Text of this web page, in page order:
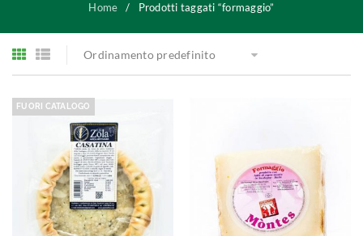
Home / Prodotti taggati “formaggio”
Ordinamento predefinito
FUORI CATALOGO